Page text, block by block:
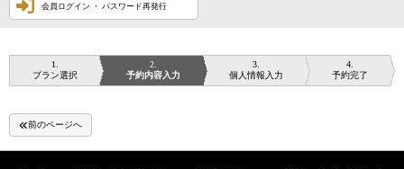
会員ログイン ・ パスワード再発行
1
プラン選択
2
予約内容入力
3
個人情報入力
4
予約完了
前のページへ